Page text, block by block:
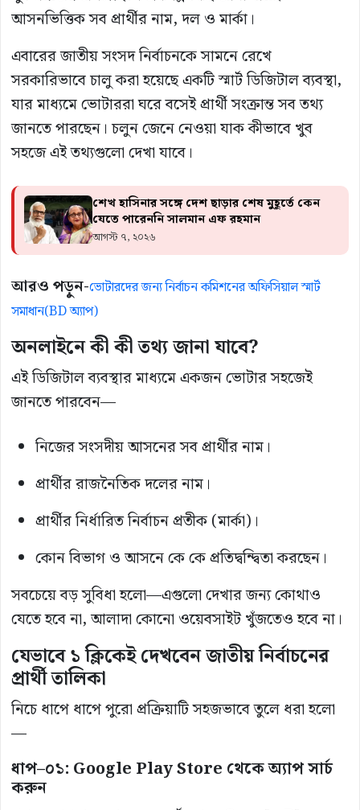
আসনভিত্তিক সব প্রার্থীর নাম, দল ও মার্কা।
এবারের জাতীয় সংসদ নির্বাচনকে সামনে রেখে
সরকারিভাবে চালু করা হয়েছে একটি স্মার্ট ডিজিটাল ব্যবস্থা,
যার মাধ্যমে ভোটাররা ঘরে বসেই প্রার্থী সংক্রান্ত সব তথ্য
জানতে পারছেন। চলুন জেনে নেওয়া যাক কীভাবে খুব
সহজে এই তথ্যগুলো দেখা যাবে।
শেখ হাসিনার সঙ্গে দেশ ছাড়ার শেষ মুহূর্তে কেন
যেতে পারেননি সালমান এফ রহমান
আগস্ট ৭, ২০২৬
আরও পড়ুন-ভোটারদের জন্য নির্বাচন কমিশনের অফিসিয়াল স্মার্ট
সমাধান(BD অ্যাপ)
অনলাইনে কী কী তথ্য জানা যাবে?
এই ডিজিটাল ব্যবস্থার মাধ্যমে একজন ভোটার সহজেই
জানতে পারবেন—
নিজের সংসদীয় আসনের সব প্রার্থীর নাম।
প্রার্থীর রাজনৈতিক দলের নাম।
প্রার্থীর নির্ধারিত নির্বাচন প্রতীক (মার্কা)।
কোন বিভাগ ও আসনে কে কে প্রতিদ্বন্দ্বিতা করছেন।
সবচেয়ে বড় সুবিধা হলো—এগুলো দেখার জন্য কোথাও
যেতে হবে না, আলাদা কোনো ওয়েবসাইট খুঁজতেও হবে না।
যেভাবে ১ ক্লিকেই দেখবেন জাতীয় নির্বাচনের
প্রার্থী তালিকা
নিচে ধাপে ধাপে পুরো প্রক্রিয়াটি সহজভাবে তুলে ধরা হলো
—
ধাপ–০১: Google Play Store থেকে অ্যাপ সার্চ
করুন